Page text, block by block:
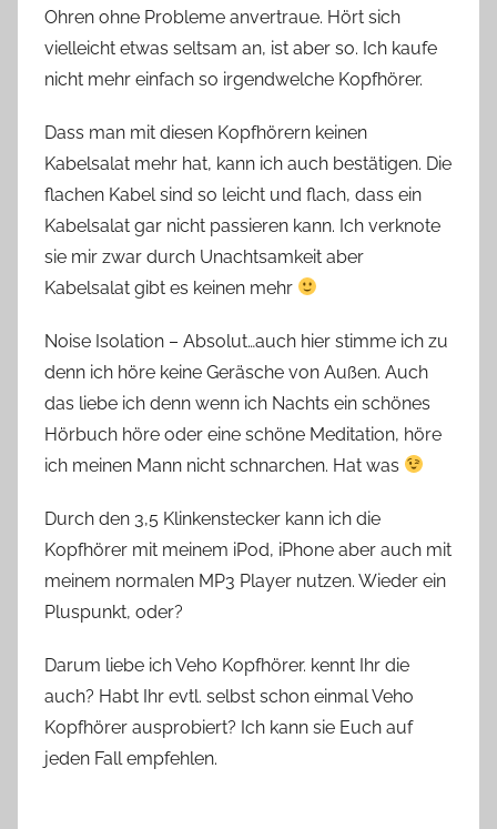
Ohren ohne Probleme anvertraue. Hört sich
vielleicht etwas seltsam an, ist aber so. Ich kaufe
nicht mehr einfach so irgendwelche Kopfhörer.
Dass man mit diesen Kopfhörern keinen
Kabelsalat mehr hat, kann ich auch bestätigen. Die
flachen Kabel sind so leicht und flach, dass ein
Kabelsalat gar nicht passieren kann. Ich verknote
sie mir zwar durch Unachtsamkeit aber
Kabelsalat gibt es keinen mehr
Noise Isolation – Absolut…auch hier stimme ich zu
denn ich höre keine Geräsche von Außen. Auch
das liebe ich denn wenn ich Nachts ein schönes
Hörbuch höre oder eine schöne Meditation, höre
ich meinen Mann nicht schnarchen. Hat was
Durch den 3,5 Klinkenstecker kann ich die
Kopfhörer mit meinem iPod, iPhone aber auch mit
meinem normalen MP3 Player nutzen. Wieder ein
Pluspunkt, oder?
Darum liebe ich Veho Kopfhörer. kennt Ihr die
auch? Habt Ihr evtl. selbst schon einmal Veho
Kopfhörer ausprobiert? Ich kann sie Euch auf
jeden Fall empfehlen.